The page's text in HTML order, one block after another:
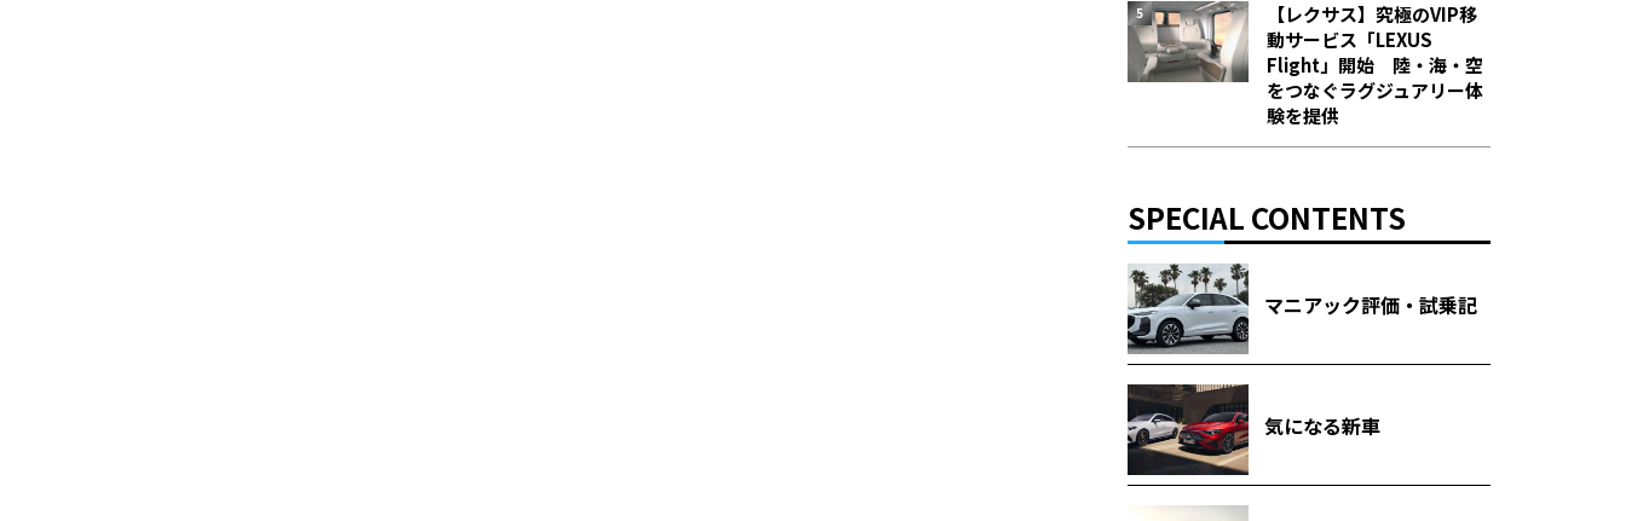
【レクサス】究極のVIP移
動サービス「LEXUS
Flight」開始 陸・海・空
をつなぐラグジュアリー体
験を提供
SPECIAL CONTENTS
マニアック評価・試乗記
気になる新車